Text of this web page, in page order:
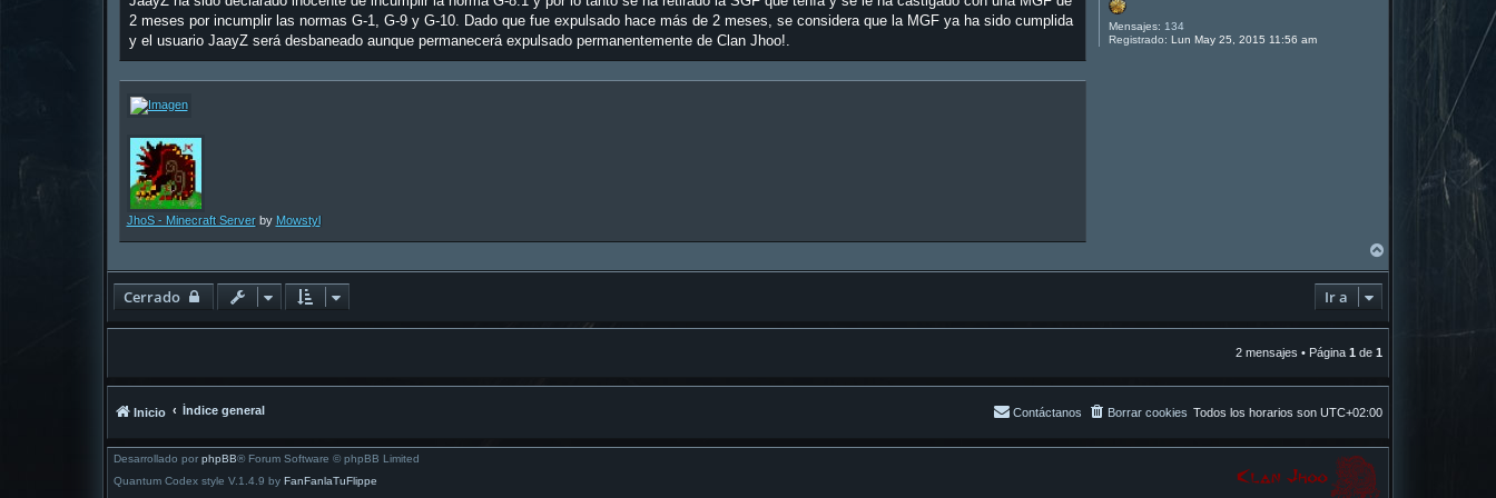
Mensajes: 134
Registrado: Lun May 25, 2015 11:56 am
2 meses por incumplir las normas G-1, G-9 y G-10. Dado que fue expulsado hace más de 2 meses, se considera que la MGF ya ha sido cumplida
y el usuario JaayZ será desbaneado aunque permanecerá expulsado permanentemente de Clan Jhoo!.
JhoS - Minecraft Serverby Mowstyl
a
Cerrado Ir a
2 mensajes • Página 1 de 1
Inicio Índice general Todos los horarios son UTC+02:00
Borrar cookies
Contáctanos
Desarrollado por phpBB® Forum Software © phpBB Limited
Quantum Codex style V.1.4.9 by FanFanlaTuFlippe